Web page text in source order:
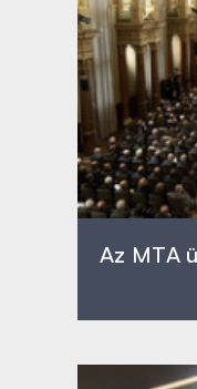
Az MTA